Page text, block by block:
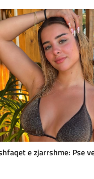
e zjarrshme: Pse